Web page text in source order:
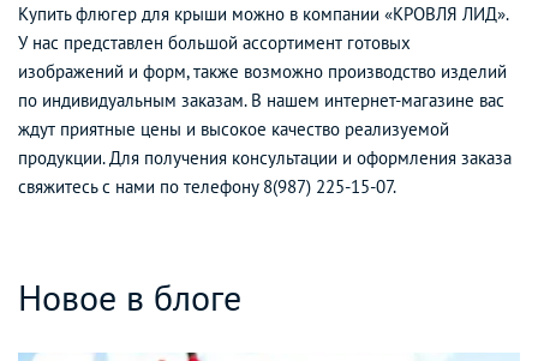
Купить флюгер для крыши можно в компании «КРОВЛЯ ЛИД».
У нас представлен большой ассортимент готовых
изображений и форм, также возможно производство изделий
по индивидуальным заказам. В нашем интернет-магазине вас
ждут приятные цены и высокое качество реализуемой
продукции. Для получения консультации и оформления заказа
свяжитесь с нами по телефону 8(987) 225-15-07.
Новое в блоге